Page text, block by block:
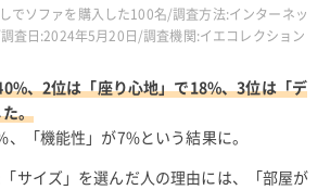
でソファを購入した100名/調査方法:インターネッ
査日:2024年5月20日/調査機関:イエコレクション
、2位は「座り心地」で18%、3位は「デ
。
「機能性」が7%という結果に。
サイズ」を選んだ人の理由には、「部屋が